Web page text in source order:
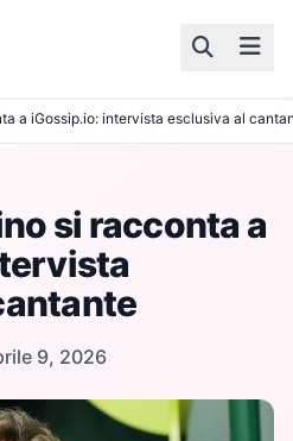
a iGossip.io: intervista esclusiva al
si racconta a
9, 2026